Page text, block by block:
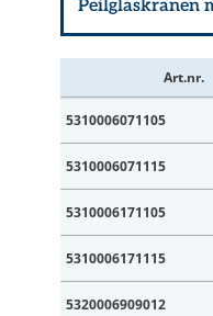
Art.nr.
5310006071105
5310006071115
5310006171105
5310006171115
5320006909012